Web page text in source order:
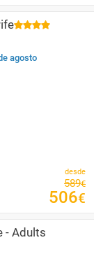
agosto
desde
589€
506€
- Adults